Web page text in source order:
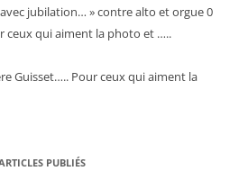
jubilation… » contre alto et orgue 0
ceux qui aiment la photo et …..
Guisset….. Pour ceux qui aiment la
PUBLIÉS